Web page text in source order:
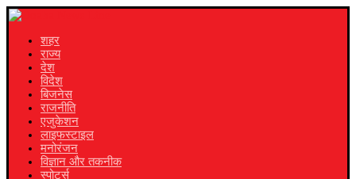
शहर
राज्य
देश
विदेश
बिजनेस
राजनीति
एजुकेशन
लाइफस्टाइल
मनोरंजन
विज्ञान और तकनीक
स्पोर्ट्स